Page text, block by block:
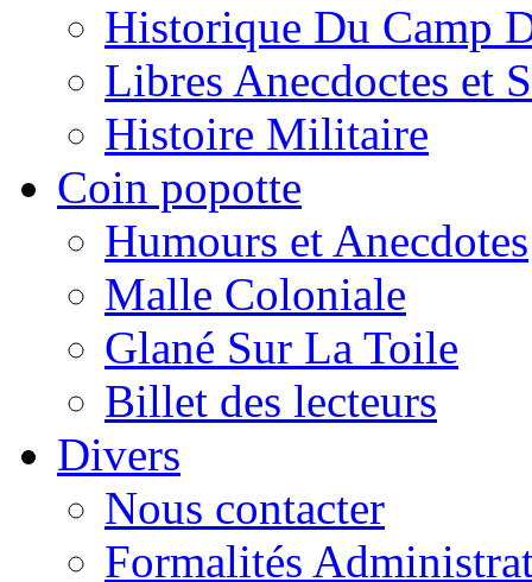
Historique Du Camp
Libres Anecdoctes et
Histoire Militaire
Coin popotte
Humours et Anecdotes
Malle Coloniale
Glané Sur La Toile
Billet des lecteurs
Divers
Nous contacter
Formalités